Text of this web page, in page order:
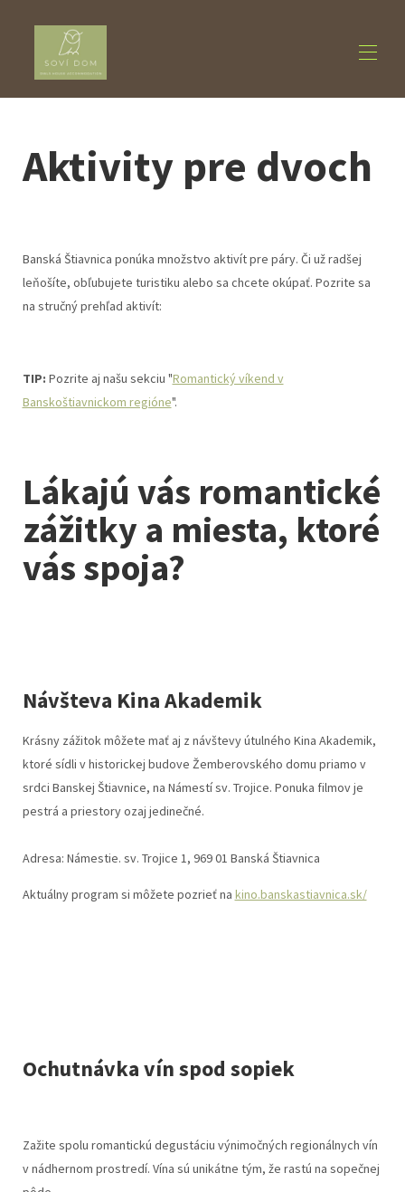
About us ▾
Aktivity pre dvoch
Banská Štiavnica ponúka množstvo aktivít pre páry. Či už radšej
leňošíte, obľubujete turistiku alebo sa chcete okúpať. Pozrite sa
na stručný prehľad aktivít:
TIP: Pozrite aj našu sekciu "Romantický víkend v
Banskoštiavnickom regióne".
Lákajú vás romantické
zážitky a miesta, ktoré
vás spoja?
Návšteva Kina Akademik
Krásny zážitok môžete mať aj z návštevy útulného Kina Akademik,
ktoré sídli v historickej budove Žemberovského domu priamo v
srdci Banskej Štiavnice, na Námestí sv. Trojice. Ponuka filmov je
pestrá a priestory ozaj jedinečné.
Adresa: Námestie. sv. Trojice 1, 969 01 Banská Štiavnica
Aktuálny program si môžete pozrieť na kino.banskastiavnica.sk/
Ochutnávka vín spod sopiek
Zažite spolu romantickú degustáciu výnimočných regionálnych vín
v nádhernom prostredí. Vína sú unikátne tým, že rastú na sopečnej